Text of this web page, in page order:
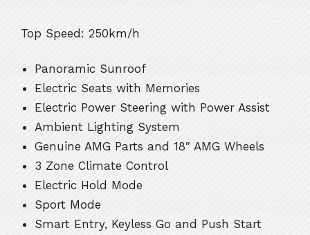
Top Speed: 250km/h
Panoramic Sunroof
Electric Seats with Memories
Electric Power Steering with Power Assist
Ambient Lighting System
Genuine AMG Parts and 18″ AMG Wheels
3 Zone Climate Control
Electric Hold Mode
Sport Mode
Smart Entry, Keyless Go and Push Start